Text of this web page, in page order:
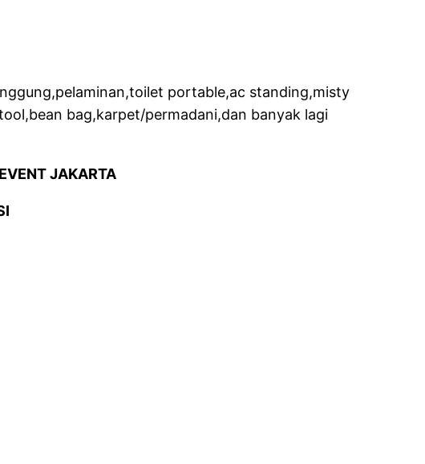
portable,ac standing,misty
bag,karpet/permadani,dan banyak lagi
JAKARTA